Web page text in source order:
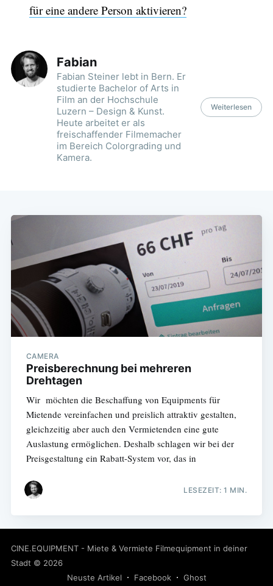
für eine andere Person aktivieren?
Fabian
Fabian Steiner lebt in Bern. Er
studierte Bachelor of Arts in
Film an der Hochschule
Luzern – Design & Kunst.
Heute arbeitet er als
freischaffender Filmemacher
im Bereich Colorgrading und
Kamera.
Weiterlesen
CAMERA
Preisberechnung bei mehreren
Drehtagen
Wir möchten die Beschaffung von Equipments für
Mietende vereinfachen und preislich attraktiv gestalten,
gleichzeitig aber auch den Vermietenden eine gute
Auslastung ermöglichen. Deshalb schlagen wir bei der
Preisgestaltung ein Rabatt-System vor, das in
LESEZEIT: 1 MIN.
CINE.EQUIPMENT - Miete & Vermiete Filmequipment in deiner
Stadt © 2026
Neuste Artikel
Facebook Ghost